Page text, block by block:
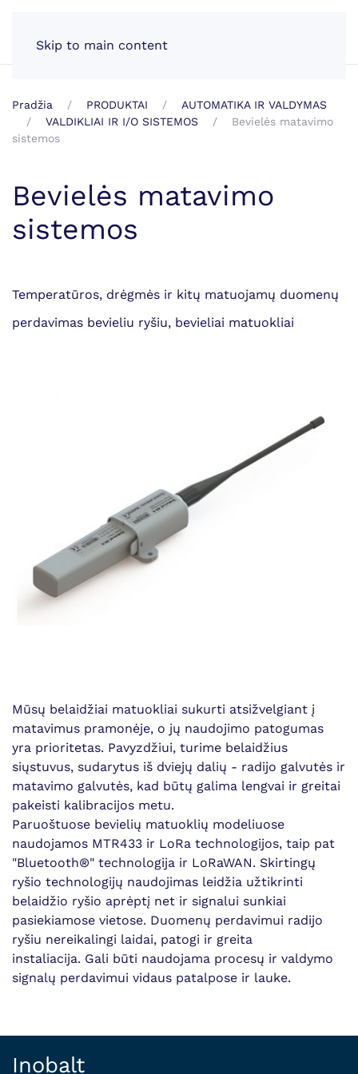
Skip to main content
Pradžia PRODUKTAI
AUTOMATIKA IR VALDYMAS
VALDIKLIAI IR I/O SISTEMOS
Bevielės matavimo
sistemos
Bevielės matavimo
sistemos
Temperatūros, drėgmės ir kitų matuojamų duomenų
perdavimas bevieliu ryšiu, bevieliai matuokliai
Mūsų belaidžiai matuokliai sukurti atsižvelgiant į
matavimus pramonėje, o jų naudojimo patogumas
yra prioritetas. Pavyzdžiui, turime belaidžius
siųstuvus, sudarytus iš dviejų dalių - radijo galvutės ir
matavimo galvutės, kad būtų galima lengvai ir greitai
pakeisti kalibracijos metu.
Paruoštuose bevielių matuoklių modeliuose
naudojamos MTR433 ir LoRa technologijos, taip pat
"Bluetooth®" technologija ir LoRaWAN. Skirtingų
ryšio technologijų naudojimas leidžia užtikrinti
belaidžio ryšio aprėptį net ir signalui sunkiai
pasiekiamose vietose. Duomenų perdavimui radijo
ryšiu nereikalingi laidai, patogi ir greita
instaliacija. Gali būti naudojama procesų ir valdymo
signalų perdavimui vidaus patalpose ir lauke.
Inobalt